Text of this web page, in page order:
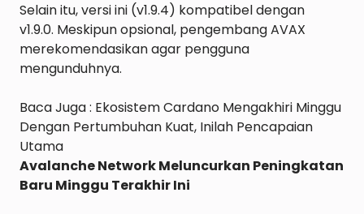
Selain itu, versi ini (v1.9.4) kompatibel dengan
v1.9.0. Meskipun opsional, pengembang AVAX
merekomendasikan agar pengguna
mengunduhnya.
Baca Juga : Ekosistem Cardano Mengakhiri Minggu
Dengan Pertumbuhan Kuat, Inilah Pencapaian
Utama
Avalanche Network Meluncurkan Peningkatan
Baru Minggu Terakhir Ini